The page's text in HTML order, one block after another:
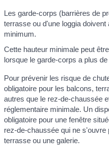
Les garde-corps (barrières de
terrasse ou d'une loggia
minimum.
Cette hauteur minimale peut
lorsque le garde-corps a plus
Pour prévenir les risque de
obligatoire pour les balcons,
autres que le rez-de-chaussée
réglementaire minimale. Un
obligatoire pour une fenêtre
rez-de-chaussée qui ne s'ouvre
terrasse ou une galerie.